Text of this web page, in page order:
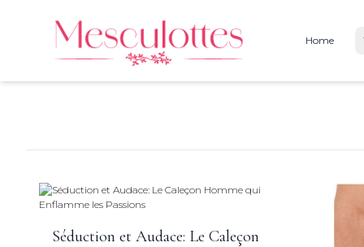
Home
Séduction et Audace: Le Caleçon